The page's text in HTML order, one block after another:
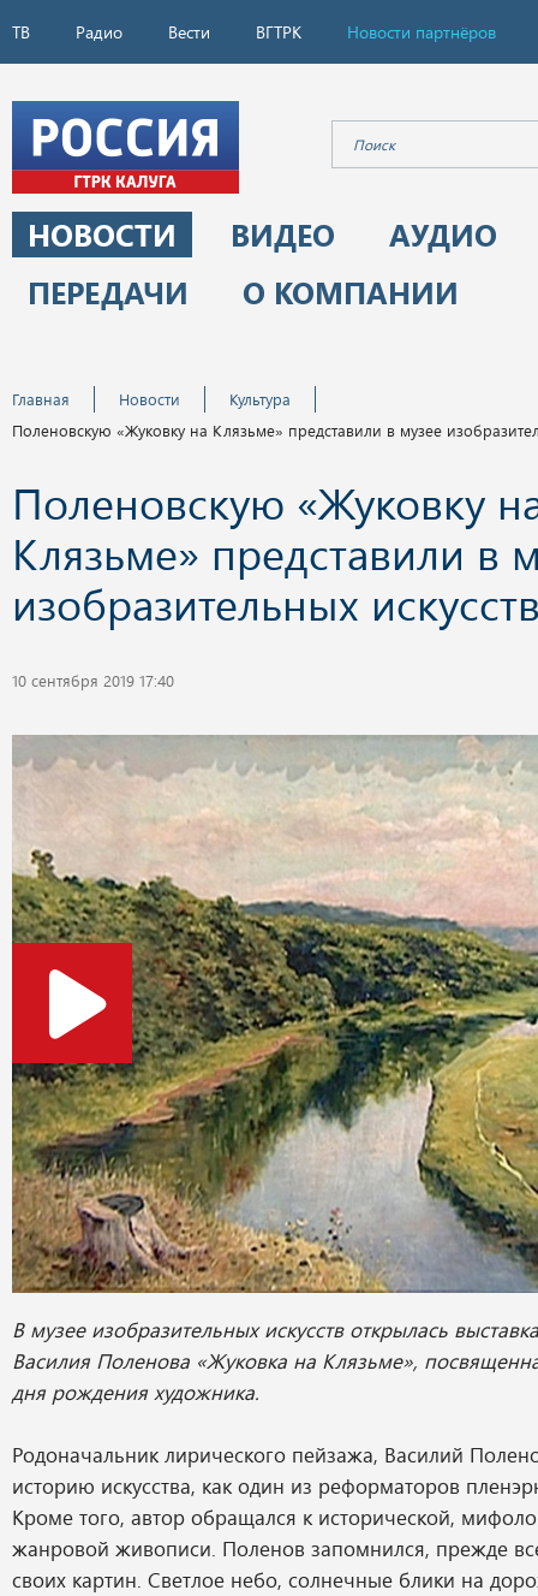
ТВ Радио Вести ВГТРК Новости партнёров
НОВОСТИ ВИДЕО
АУДИО
ПЕРЕДАЧИ
О КОМПАНИИ
Главная Новости
Культура
Поленовскую «Жуковку на Клязьме» представили в музее
Поленовскую «Жуковку
Клязьме» представили в
изобразительных
10 сентября 2019 17:40
В музее изобразительных искусств открылась
Василия Поленова «Жуковка на Клязьме»,
дня рождения художника.
Родоначальник лирического пейзажа, Василий
историю искусства, как один из реформаторов
Кроме того, автор обращался к исторической,
жанровой живописи. Поленов запомнился, прежде
своих картин. Светлое небо, солнечные блики на